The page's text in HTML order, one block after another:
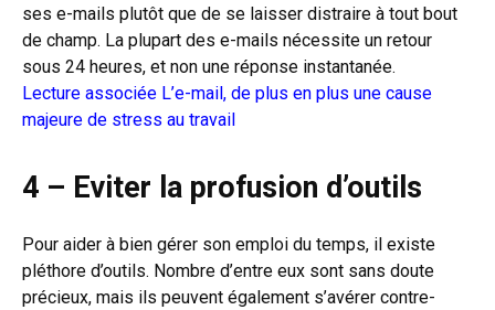
ses e-mails plutôt que de se laisser distraire à tout bout
de champ. La plupart des e-mails nécessite un retour
sous 24 heures, et non une réponse instantanée.
Lecture associée L’e-mail, de plus en plus une cause
majeure de stress au travail
4 – Eviter la profusion d’outils
Pour aider à bien gérer son emploi du temps, il existe
pléthore d’outils. Nombre d’entre eux sont sans doute
précieux, mais ils peuvent également s’avérer contre-